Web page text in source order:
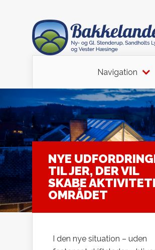
Navigation
NYE
TIL JER, DER VIL
SKABE
OMRÅDET
I den nye situation – uden